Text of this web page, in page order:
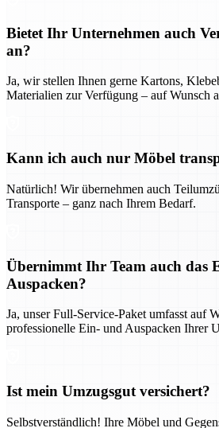
Bietet Ihr Unternehmen auch
an?
Ja, wir stellen Ihnen gerne Kartons,
Materialien zur Verfügung – auf Wunsch
Kann ich auch nur Möbel
Natürlich! Wir übernehmen auch
Transporte – ganz nach Ihrem Bedarf.
Übernimmt Ihr Team auch das
Auspacken?
Ja, unser Full-Service-Paket umfasst auf
professionelle Ein- und Auspacken Ihrer
Ist mein Umzugsgut versichert?
Selbstverständlich! Ihre Möbel und